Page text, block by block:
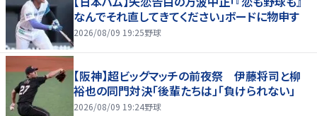
なんでそれ直してきてください」ボードに物申す
2026/08/09 19:25野球
【阪神】超ビッグマッチの前夜祭 伊藤将司と柳
裕也の同門対決「後輩たちは」「負けられない」
2026/08/09 19:24野球